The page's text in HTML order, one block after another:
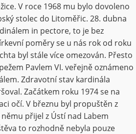
V roce 1968 mu bylo dovoleno
stolec do Litoměřic. 28. dubna
in pectore, to je bez
poměry se u nás rok od roku
byl stále více omezován. Přesto
Pavlem VI. veřejně oznámeno
Zdravotní stav kardinála
Začátkem roku 1974 se na
očí. V březnu byl propuštěn z
přijel z Ústí nad Labem
to rozhodně nebyla pouze